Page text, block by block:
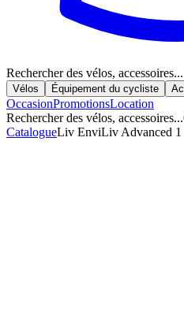
Rechercher des vélos, accessoires...
Vélos Équipement du cycliste
OccasionPromotionsLocation
Rechercher des vélos, accessoires...
CatalogueLiv EnviLiv Advanced 1